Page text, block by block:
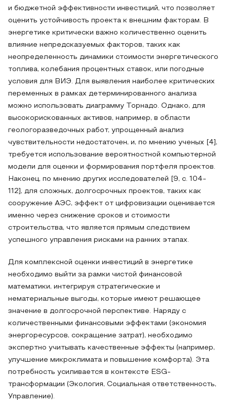
и бюджетной эффективности инвестиций, что позволяет
оценить устойчивость проекта к внешним факторам. В
энергетике критически важно количественно оценить
влияние непредсказуемых факторов, таких как
неопределенность динамики стоимости энергетического
топлива, колебания процентных ставок, или погодные
условия для ВИЭ. Для выявления наиболее критических
переменных в рамках детерминированного анализа
можно использовать диаграмму Торнадо. Однако, для
высокорискованных активов, например, в области
геологоразведочных работ, упрощенный анализ
чувствительности недостаточен, и, по мнению ученых [4],
требуется использование вероятностной компьютерной
модели для оценки и формирования портфеля проектов.
Наконец, по мнению других исследователей [9, с. 104-
112], для сложных, долгосрочных проектов, таких как
сооружение АЭС, эффект от цифровизации оценивается
именно через снижение сроков и стоимости
строительства, что является прямым следствием
успешного управления рисками на ранних этапах.
Для комплексной оценки инвестиций в энергетике
необходимо выйти за рамки чистой финансовой
математики, интегрируя стратегические и
нематериальные выгоды, которые имеют решающее
значение в долгосрочной перспективе. Наряду с
количественными финансовыми эффектами (экономия
энергоресурсов, сокращение затрат), необходимо
экспертно учитывать качественные эффекты (например,
улучшение микроклимата и повышение комфорта). Эта
потребность усиливается в контексте ESG-
трансформации (Экология, Социальная ответственность,
Управление).